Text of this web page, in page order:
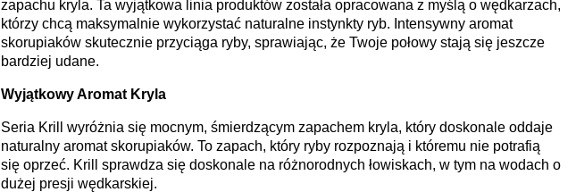
zapachu kryla. Ta wyjątkowa linia produktów została opracowana z myślą o wędkarzach,
którzy chcą maksymalnie wykorzystać naturalne instynkty ryb. Intensywny aromat
skorupiaków skutecznie przyciąga ryby, sprawiając, że Twoje połowy stają się jeszcze
bardziej udane.
Wyjątkowy Aromat Kryla
Seria Krill wyróżnia się mocnym, śmierdzącym zapachem kryla, który doskonale oddaje
naturalny aromat skorupiaków. To zapach, który ryby rozpoznają i któremu nie potrafią
się oprzeć. Krill sprawdza się doskonale na różnorodnych łowiskach, w tym na wodach o
dużej presji wędkarskiej.